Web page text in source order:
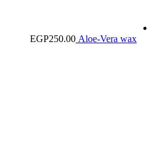
Aloe-Vera wax
EGP250.00